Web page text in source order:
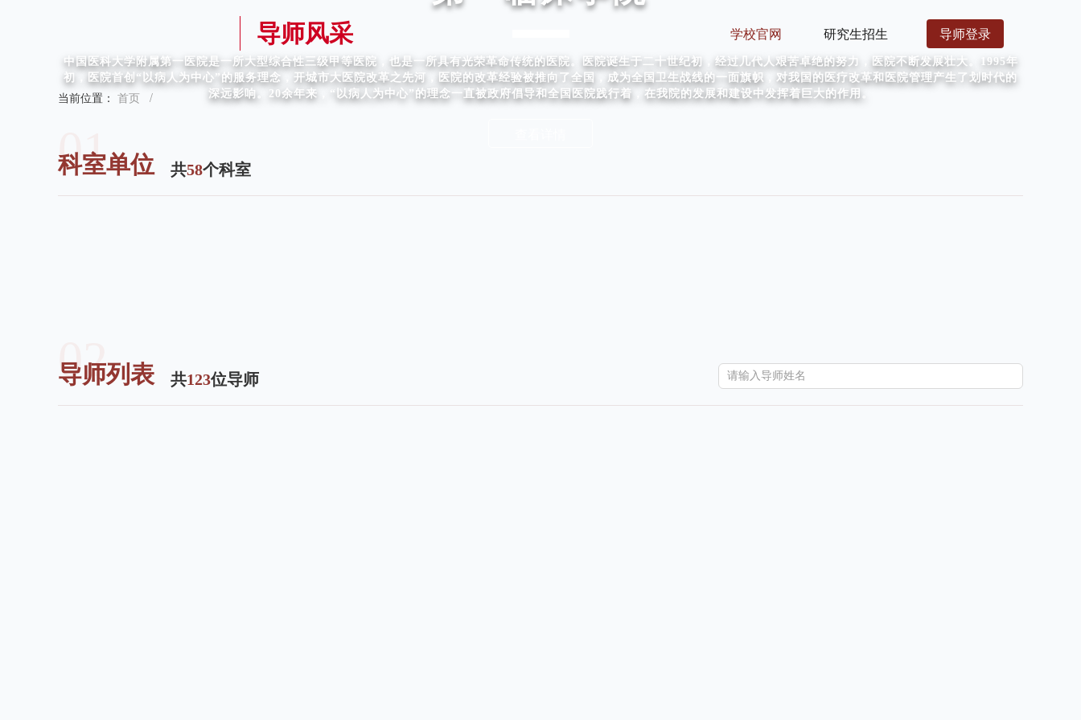
导师风采 学校官网 研究生招生 导师登录
中国医科大学附属第一医院是一所大型综合性三级甲等医院，也是一所具有光荣革命传统的医院。医院诞生于二十世纪初，经过几代人艰苦卓绝的努力，医院不断发展壮大。1995年
初，医院首创“以病人为中心”的服务理念，开城市大医院改革之先河，医院的改革经验被推向了全国，成为全国卫生战线的一面旗帜，对我国的医疗改革和医院管理产生了划时代的
深远影响。20余年来，“以病人为中心”的理念一直被政府倡导和全国医院践行着，在我院的发展和建设中发挥着巨大的作用。
当前位置： 首页 /
01
科室单位 共58个科室
02
导师列表 共123位导师